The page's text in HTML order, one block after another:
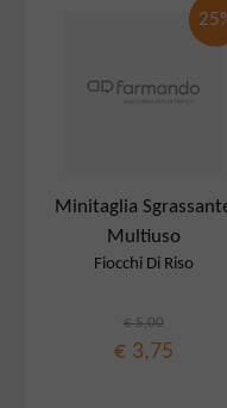
Minitaglia
Multiuso
Fiocchi Di Riso
€ 5,00
€ 3,75